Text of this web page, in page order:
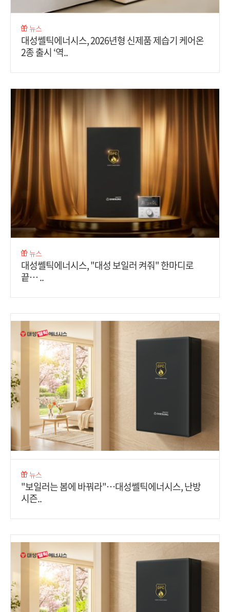
뉴스
대성쎌틱에너시스, 2026년형 신제품 제습기 케어온
2종 출시 ‘역..
뉴스
대성쎌틱에너시스, "대성 보일러 켜줘" 한마디로
끝… ..
뉴스
"보일러는 봄에 바꿔라"…대성쎌틱에너시스, 난방
시즌..